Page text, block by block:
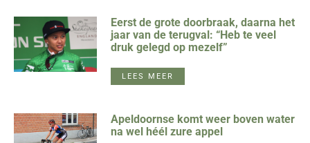
Eerst de grote doorbraak, daarna het
jaar van de terugval: “Heb te veel
druk gelegd op mezelf”
LEES MEER
Apeldoornse komt weer boven water
na wel héél zure appel